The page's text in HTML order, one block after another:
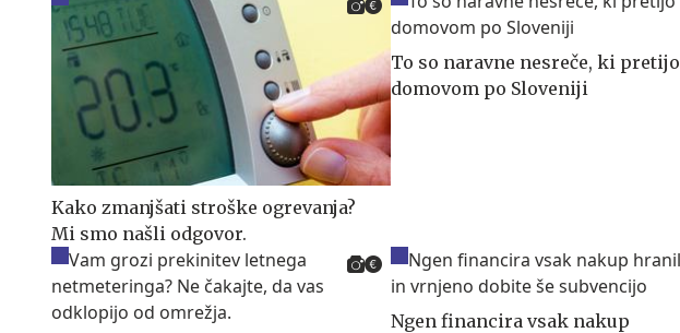
Kako zmanjšati stroške ogrevanja?
Mi smo našli odgovor.
To so naravne nesreče, ki pretijo
domovom po Sloveniji
Ngen financira vsak nakup